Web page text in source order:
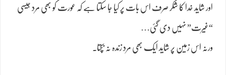
اور شاید خدا کا شکر صرف اس بات پر کیا جا سکتا ہے کہ عورت کو بھی مرد جیسی
“غیرت” نہیں دی گئی…
ورنہ اس زمین پر شاید ایک بھی مرد زندہ نہ بچتا۔